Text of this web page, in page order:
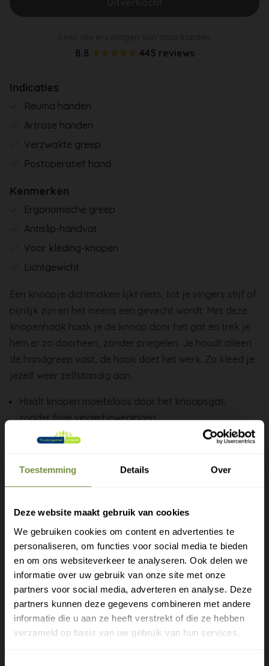
Toestemming Details Over
Deze website maakt gebruik van cookies
We gebruiken cookies om content en advertenties te
personaliseren, om functies voor social media te bieden
en om ons websiteverkeer te analyseren. Ook delen we
informatie over uw gebruik van onze site met onze
partners voor social media, adverteren en analyse. Deze
partners kunnen deze gegevens combineren met andere
informatie die u aan ze heeft verstrekt of die ze hebben
verzameld op basis van uw gebruik van hun services.
8.8 445 reviews
Indicaties
Reuma handen
Artrose handen
Verzwakte greep
Postoperatief hand
Kenmerken
Ergonomische greep
Antislip-handvat
Voor kleding-knopen
Lichtgewicht
Een knoopje dichtmaken lijkt niets, tot je vingers stijf of
pijnlijk zijn en het ineens een gevecht wordt. Met deze
knopenhaak haak je de knoop door het gat en trek je
hem er zo doorheen, zonder priegelen. Je houdt alleen
de handgreep vast, de haak doet het werk. Zo kleed je
jezelf weer zelfstandig aan.
Haalt knopen moeiteloos door het knoopsgat,
zonder fijne vingerbewegingen
Ergonomische greep met antislip-handvat, prettig
Lichtgewicht, dus makkelijk te hanteren
greep
Oefen eerst op een ruim knoopsgat voordat je kleine
knoopjes aanpakt, dan gaat het daarna vanzelf.
Een klein hulpmiddel dat je een groot stukje
zelfstandigheid teruggeeft, elke ochtend opnieuw.
Gratis verzending?
Laat je e-mail achter.
Meld je aan voor onze nieuwsbrief en
ontvang direct een gratis verzending